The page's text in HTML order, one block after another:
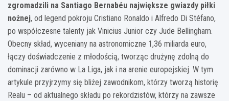
zgromadzili na Santiago Bernabéu największe gwiazdy piłki
nożnej, od legend pokroju Cristiano Ronaldo i Alfredo Di Stéfano,
po współczesne talenty jak Vinicius Junior czy Jude Bellingham.
Obecny skład, wyceniany na astronomiczne 1,36 miliarda euro,
łączy doświadczenie z młodością, tworząc drużynę zdolną do
dominacji zarówno w La Liga, jak i na arenie europejskiej. W tym
artykule przyjrzymy się bliżej zawodnikom, którzy tworzą historię
Realu – od aktualnego składu po rekordzistów, którzy na zawsze